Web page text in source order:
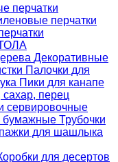
перчатки
перчатки
Декоративные
Палочки для
Пики для канапе
перец
сервировочные
бумажные Трубочки
для шашлыка
для десертов